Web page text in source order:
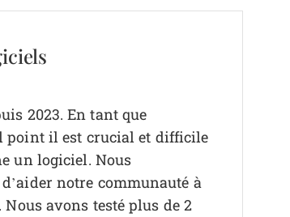
2023. En tant que
point il est crucial et difficile
un logiciel. Nous
notre communauté à
avons testé plus de 2